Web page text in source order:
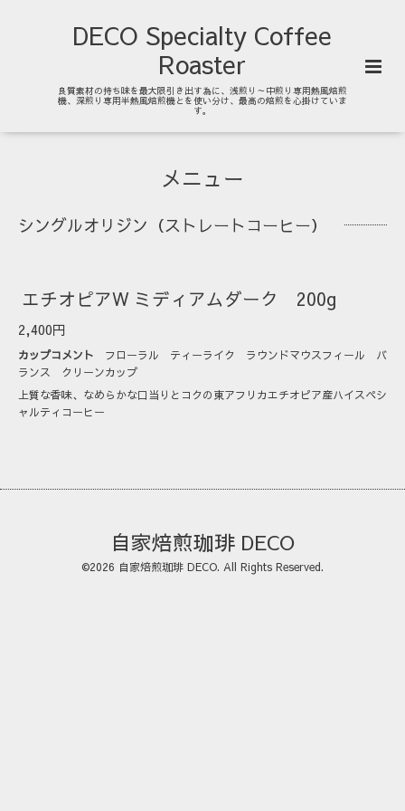
DECO Specialty Coffee
Roaster
良質素材の持ち味を最大限引き出す為に、浅煎り～中煎り専用熱風焙煎
機、深煎り専用半熱風焙煎機とを使い分け、最高の焙煎を心掛けていま
す。
メニュー
シングルオリジン（ストレートコーヒー）
エチオピアW ミディアムダーク 200g
2,400円
カップコメント フローラル ティーライク ラウンドマウスフィール バ
ランス クリーンカップ
上質な香味、なめらかな口当りとコクの東アフリカエチオピア産ハイスペシ
ャルティコーヒー
自家焙煎珈琲 DECO
©2026 自家焙煎珈琲 DECO. All Rights Reserved.